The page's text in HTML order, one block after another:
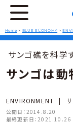
Home > BLUE ECONOMY >
サンゴ礁を科学
サンゴは動
ENVIRONMENT |
公開日： 2014.8.20
最終更新日： 2021.10.26